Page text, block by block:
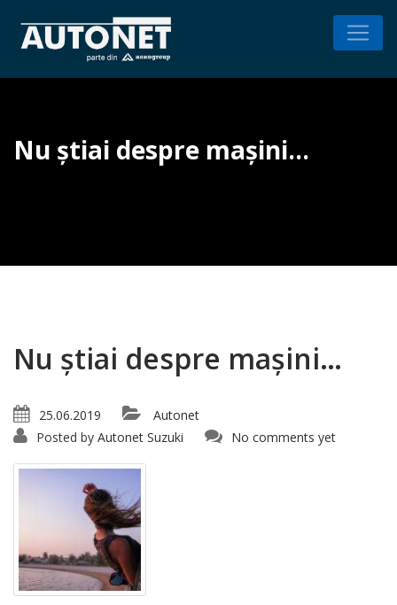
Nu știai despre mașini…
Nu știai despre mașini…
25.06.2019
Autonet
Posted by Autonet Suzuki No comments yet